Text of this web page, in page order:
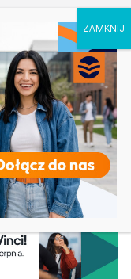
wczesnoszkolna w
na Uniwersytecie
informacji w